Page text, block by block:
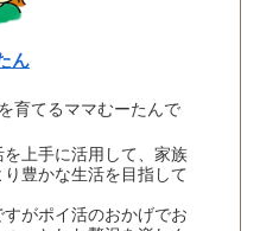
ん
育てるママむーたんで
上手に活用して、家族
豊かな生活を目指して
がポイ活のおかげでお